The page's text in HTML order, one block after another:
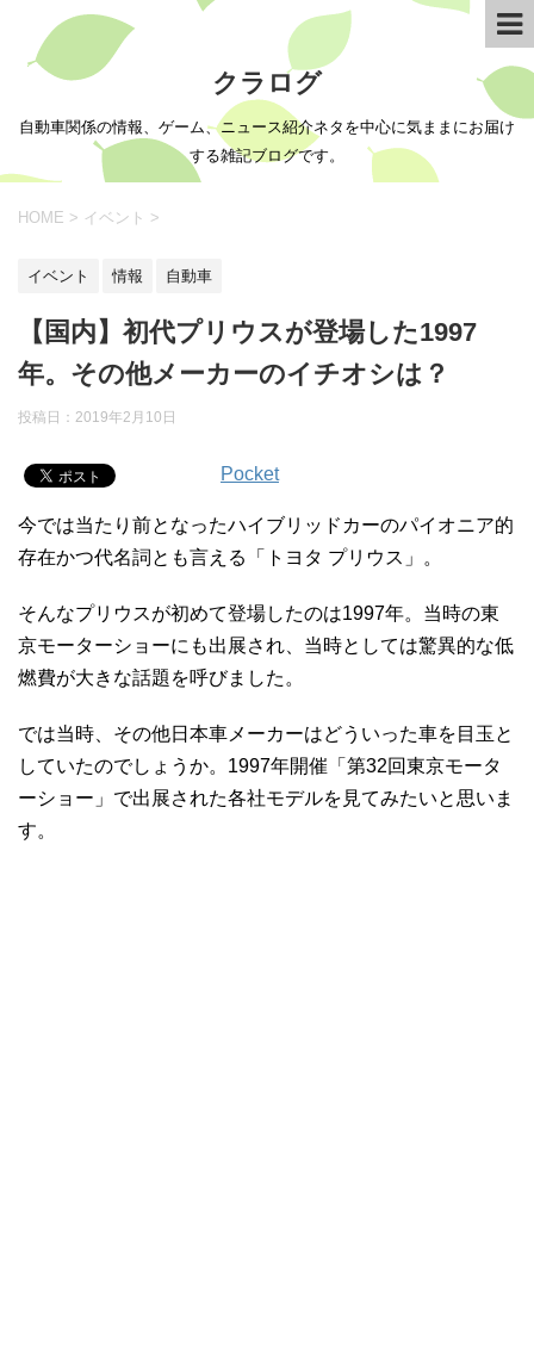
クラログ
自動車関係の情報、ゲーム、ニュース紹介ネタを中心に気ままにお届け
する雑記ブログです。
HOME > イベント >
イベント 情報 自動車
【国内】初代プリウスが登場した1997
年。その他メーカーのイチオシは？
投稿日： 2019年2月10日
Pocket
今では当たり前となったハイブリッドカーのパイオニア的
存在かつ代名詞とも言える「トヨタ プリウス」。
そんなプリウスが初めて登場したのは1997年。当時の東
京モーターショーにも出展され、当時としては驚異的な低
燃費が大きな話題を呼びました。
では当時、その他日本車メーカーはどういった車を目玉と
していたのでしょうか。1997年開催「第32回東京モータ
ーショー」で出展された各社モデルを見てみたいと思いま
す。